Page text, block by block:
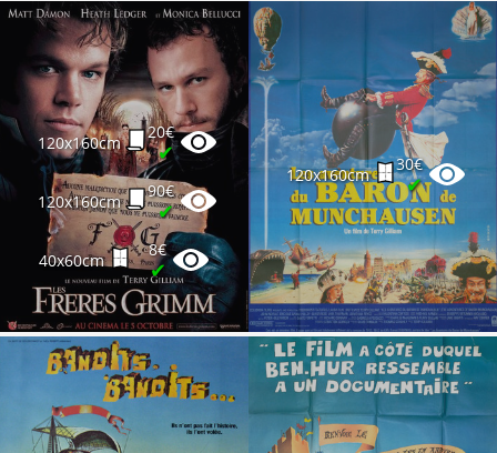
120x160cm
20€
✔
120x160cm
90€
✔
40x60cm
8€
✔
120x160cm
30€
✔